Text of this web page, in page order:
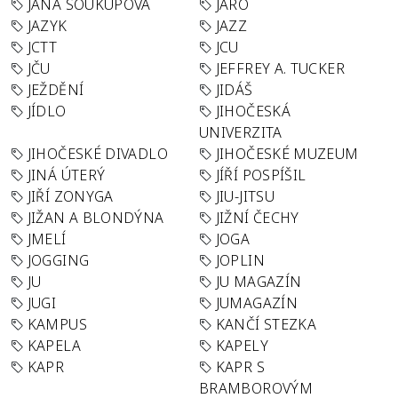
JANA SOUKUPOVÁ
JARO
JAZYK
JAZZ
JCTT
JCU
JČU
JEFFREY A. TUCKER
JEŽDĚNÍ
JIDÁŠ
JÍDLO
JIHOČESKÁ
UNIVERZITA
JIHOČESKÉ DIVADLO
JIHOČESKÉ MUZEUM
JINÁ ÚTERÝ
JÍŘÍ POSPÍŠIL
JIŘÍ ZONYGA
JIU-JITSU
JIŽAN A BLONDÝNA
JIŽNÍ ČECHY
JMELÍ
JOGA
JOGGING
JOPLIN
JU
JU MAGAZÍN
JUGI
JUMAGAZÍN
KAMPUS
KANČÍ STEZKA
KAPELA
KAPELY
KAPR
KAPR S
BRAMBOROVÝM